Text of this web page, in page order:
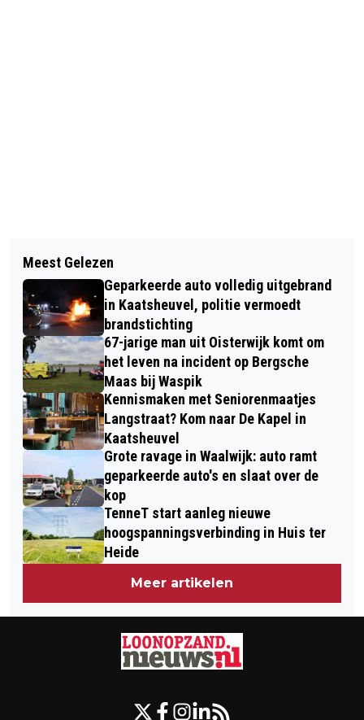
SNELHEIDSCONTROLE KAATSHEUVEL
EFTELING RESTAURANT KASHBA
OPENT 1 APRIL HAAR DEUREN
Meest Gelezen
Geparkeerde auto volledig uitgebrand
in Kaatsheuvel, politie vermoedt
brandstichting
67-jarige man uit Oisterwijk komt om
het leven na incident op Bergsche
Maas bij Waspik
Kennismaken met Seniorenmaatjes
Langstraat? Kom naar De Kapel in
Kaatsheuvel
Grote ravage in Waalwijk: auto ramt
geparkeerde auto's en slaat over de
kop
TenneT start aanleg nieuwe
hoogspanningsverbinding in Huis ter
Heide
Meer artikelen